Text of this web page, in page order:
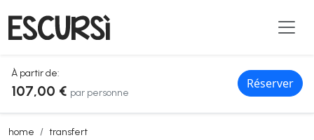
À partir de:
107,00 € par personne
Réserver
home transfert
transfert aller-retour en bus de l'aéroport d'olbia à santa teresa